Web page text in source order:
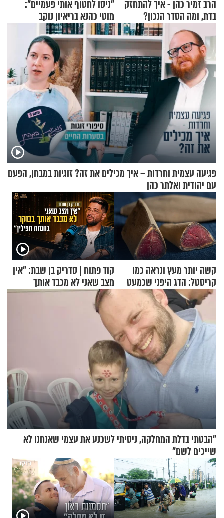
הרב זמיר כהן - איך להתחזק
בדת, ומה הסדר הנכון?
"ניסו לחטוף אותי פעמיים":
מוטי כהנא בריאיון נוקב
פגיעה עצמית וחרדות – איך מכילים את זה? זוגיות במבחן, הפעם
עם יהודית ואלתר כהן
קשה יותר מעץ ונראה כמו
קריסטל: הדג היפני שכמעט
בלתי אפשרי לחתוך
קוד פתוח | סדריק בן שבת: "אין
מצב שאני לא מכבד אותך
בבוקר בהנחת תפילין"
"הבטתי בדלת המחלקה, ניסיתי לשכנע את עצמי שאנחנו לא
שייכים לשם"